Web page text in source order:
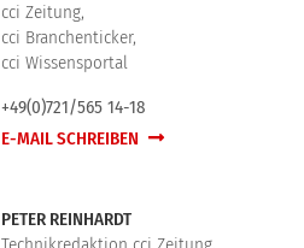
cci Zeitung,
cci Branchenticker,
cci Wissensportal
+49(0)721/565 14-18
E-MAIL SCHREIBEN
PETER REINHARDT